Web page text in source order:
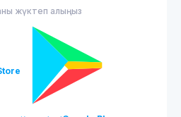
жүктеп алыңыз